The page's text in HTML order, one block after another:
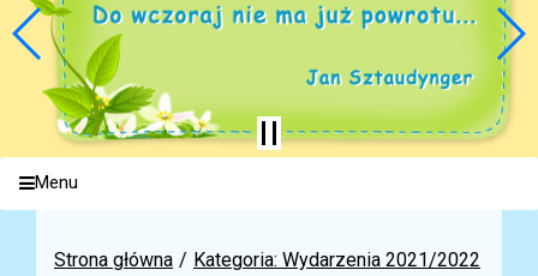
Menu
Strona główna
Kategoria: Wydarzenia 2021/2022